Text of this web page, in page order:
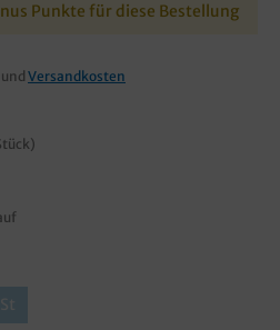
Punkte für diese Bestellung
Versandkosten